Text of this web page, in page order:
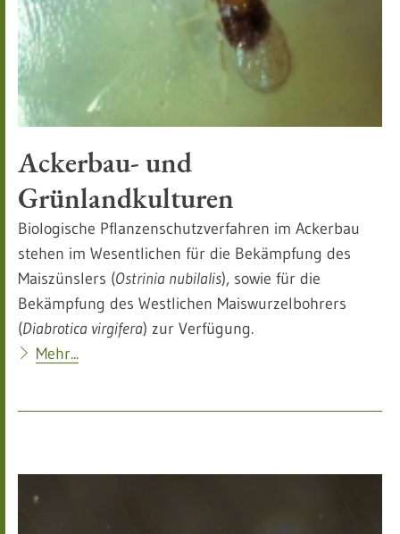
Ackerbau- und
Grünlandkulturen
Biologische Pflanzenschutzverfahren im Ackerbau
stehen im Wesentlichen für die Bekämpfung des
Maiszünslers (Ostrinia nubilalis), sowie für die
Bekämpfung des Westlichen Maiswurzelbohrers
(Diabrotica virgifera) zur Verfügung.
Mehr...